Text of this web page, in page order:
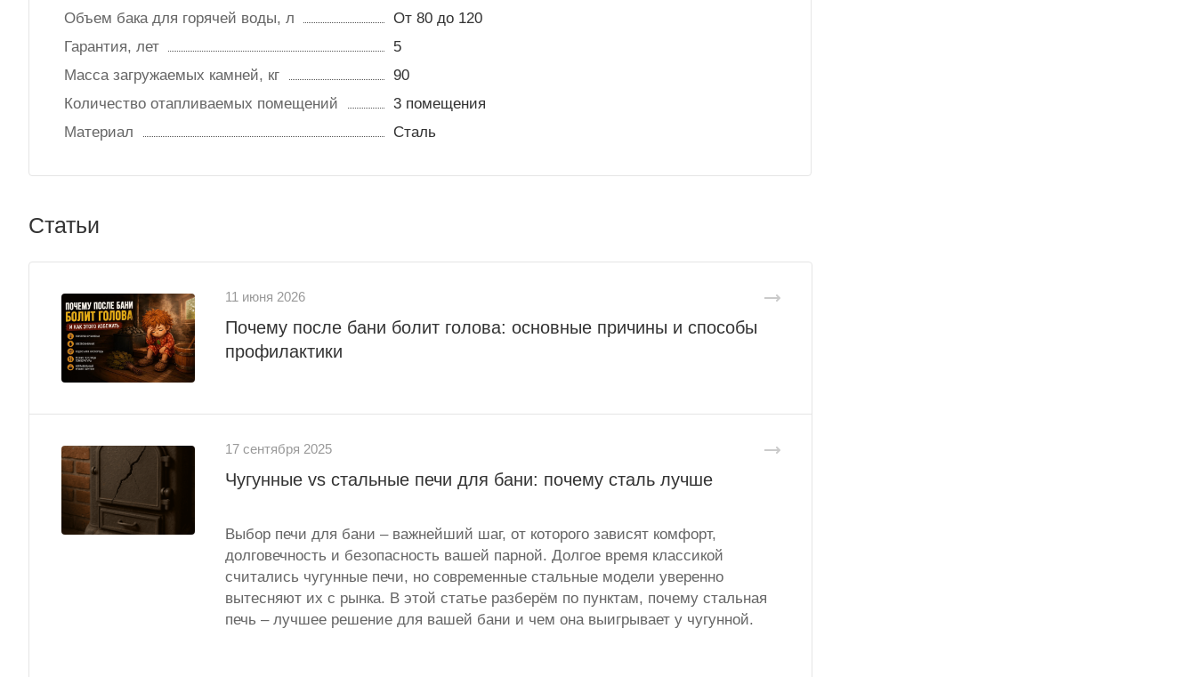
Объем бака для горячей воды, л
От 80 до 120
Гарантия, лет
5
Масса загружаемых камней, кг
90
Количество отапливаемых помещений
3 помещения
Материал
Сталь
Статьи
11 июня 2026
Почему после бани болит голова: основные причины и способы
профилактики
17 сентября 2025
Чугунные vs стальные печи для бани: почему сталь лучше
Выбор печи для бани – важнейший шаг, от которого зависят комфорт,
долговечность и безопасность вашей парной. Долгое время классикой
считались чугунные печи, но современные стальные модели уверенно
вытесняют их с рынка. В этой статье разберём по пунктам, почему стальная
печь – лучшее решение для вашей бани и чем она выигрывает у чугунной.